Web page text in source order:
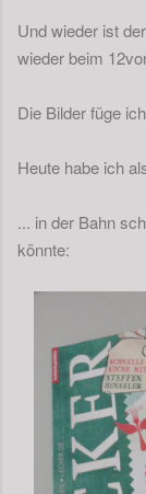
Und wieder ist
wieder beim
Die Bilder füge
Heute habe ich
... in der Bahn
könnte: